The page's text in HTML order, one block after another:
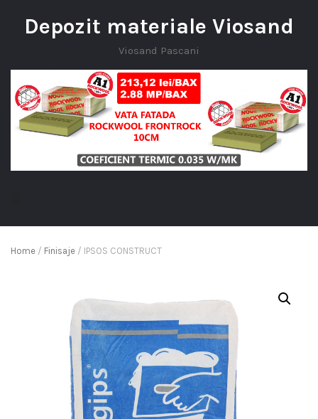
Depozit materiale Viosand
Viosand Pascani
Home / Finisaje / IPSOS CONSTRUCT